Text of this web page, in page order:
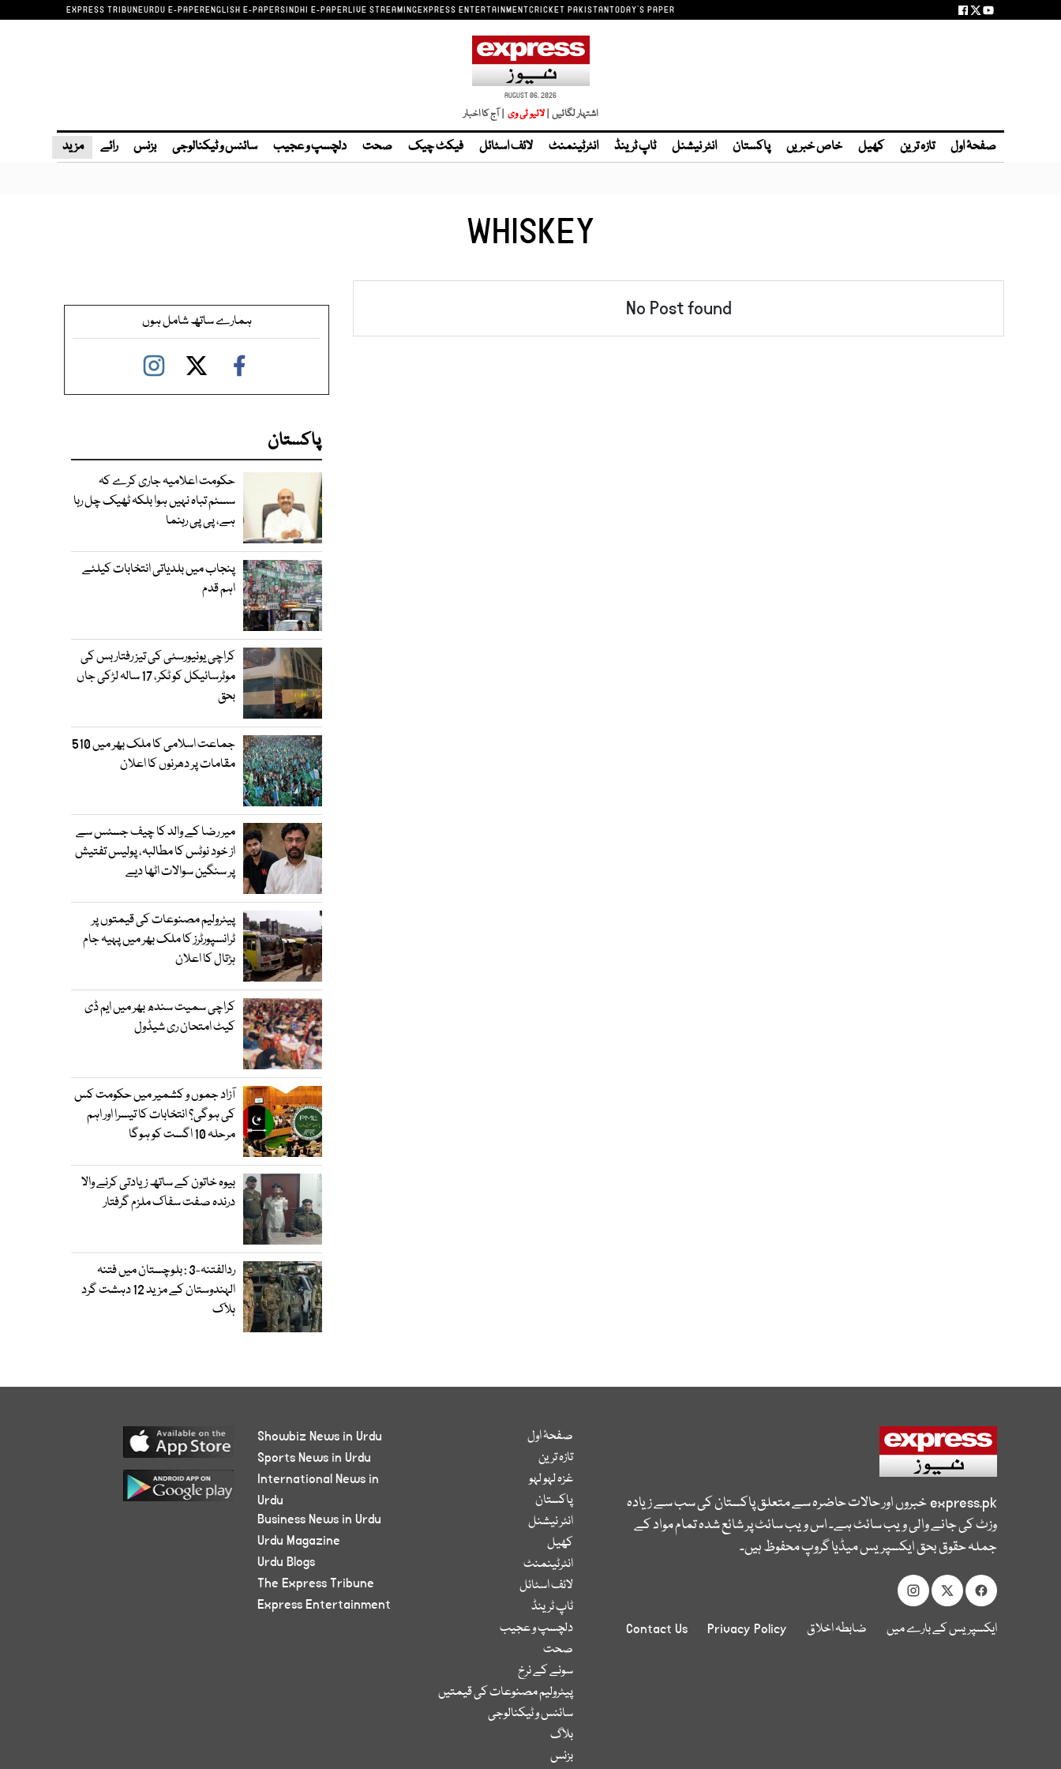
EXPRESS TRIBUNEURDU E-PAPERENGLISH E-PAPERSINDHI E-PAPERLIVE STREAMINGEXPRESS ENTERTAINMENTCRICKET PAKISTANTODAY'S PAPER
AUGUST 06, 2026
اشتہار لگائیں | | آج کا اخبار
صفحۂ اول تازہ ترین کھیل خاص خبریں پاکستان انٹر نیشنل ٹاپ ٹرینڈ انٹرٹینمنٹ لائف اسٹائل فیکٹ چیک صحت دلچسپ و عجیب سائنس و ٹیکنالوجی بزنس رائے مزید
WHISKEY
No Post found ہمارے ساتھ شامل ہوں
پاکستان
حکومت اعلامیہ جاری کرے کہ
سسٹم تباہ نہیں ہوا بلکہ ٹھیک چل رہا
ہے، پی پی رہنما
پنجاب میں بلدیاتی انتخابات کیلئے
اہم قدم
کراچی یونیورسٹی کی تیز رفتار بس کی
موٹرسائیکل کو ٹکر، 17 سالہ لڑکی جاں
بحق
جماعت اسلامی کا ملک بھر میں 510
مقامات پر دھرنوں کا اعلان
میر رضا کے والد کا چیف جسٹس سے
از خود نوٹس کا مطالبہ، پولیس تفتیش
پر سنگین سوالات اٹھا دیے
پیٹرولیم مصنوعات کی قیمتوں پر
ٹرانسپورٹرز کا ملک بھر میں پہیہ جام
ہڑتال کا اعلان
کراچی سمیت سندھ بھر میں ایم ڈی
کیٹ امتحان ری شیڈول
آزاد جموں و کشمیر میں حکومت کس
کی ہوگی؟ انتخابات کا تیسرا اور اہم
مرحلہ 10 اگست کو ہوگا
بیوہ خاتون کے ساتھ زیادتی کرنے والا
درندہ صفت سفاک ملزم گرفتار
ردالفتنہ-3 : بلوچستان میں فتنہ
الہندوستان کے مزید 12 دہشت گرد
ہلاک
express.pkخبروں اور حالات حاضرہ سے متعلق پاکستان کی سب سے زیادہ
وزٹ کی جانے والی ویب سائٹ ہے۔ اس ویب سائٹ پر شائع شدہ تمام مواد کے
جملہ حقوق بحق ایکسپریس میڈیا گروپ محفوظ ہیں۔
ایکسپریس کے بارے میں ضابطہ اخلاق Privacy Policy
Contact Us
صفحۂ اول
تازہ ترین
غزہ لہو لہو
پاکستان
انٹر نیشنل
کھیل
انٹرٹینمنٹ
لائف اسٹائل
ٹاپ ٹرینڈ
دلچسپ و عجیب
صحت
سونے کے نرخ
پیٹرولیم مصنوعات کی قیمتیں
سائنس و ٹیکنالوجی
بلاگ
بزنس
Showbiz News in Urdu
Sports News in Urdu
International News in
Urdu
Business News in Urdu
Urdu Magazine
Urdu Blogs
The Express Tribune
Express Entertainment